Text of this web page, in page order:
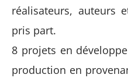
réalisateurs, auteurs
pris part.
8 projets en
production en